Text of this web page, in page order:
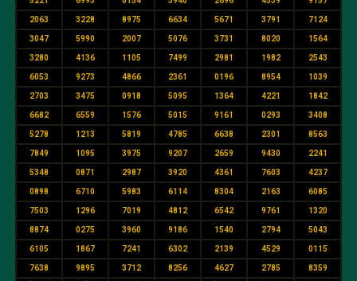
2063 3228 8975 6634 5671 3791 7124
3047 5990 2007 5076 3731 8020 1564
3280 4136 1105 7499 2981 1982 2543
6053 9273 4866 2361 0196 8954 1039
2703 3475 0918 5095 1364 4221 1842
6682 6559 1576 5015 9161 0293 3408
5278 1213 5819 4785 6638 2301 8563
7849 1095 3975 9207 2659 9430 2241
5348 0871 2987 3920 4361 7603 4237
0898 6710 5983 6114 8304 2163 6085
7503 1296 7019 4812 6542 9761 1320
8874 0275 3960 9186 1540 2794 5043
6105 1867 7241 6302 2139 4529 0115
7638 9895 3712 8256 4627 2785 8359